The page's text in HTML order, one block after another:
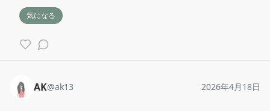
気になる
AK@ak13 2026年4月18日